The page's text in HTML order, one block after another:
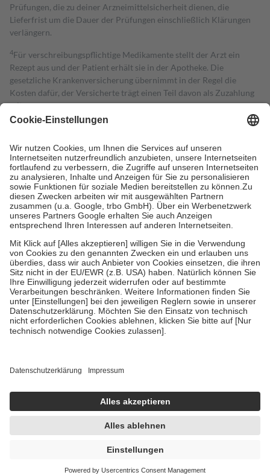
Prüfungen, die zu deiner Arzneimittelsicherheit dienen, die
Lieferfrist um die Dauer der Prüfungen einschließlich Klärungen
verlängern.
4Für verschreibungspflichtige Medikamente stellt der Arzt ein
Rezept aus und der Patient erhält sie in der Apotheke. Die
gesetzliche Krankenversicherung übernimmt in der Regel die
Kosten dafür, der Versicherte trägt einen Teil davon als Zuzahlung
mit.
Grundsätzlich leisten Mitglieder Zuzahlungen in Höhe von zehn
höchstens zehn Euro.
Es sind jedoch nie mehr als die tatsächlichen
Kosten der Leistung zu entrichten.
Diese Regeln gelten grundsätzlich auch für Online-Apotheken.
Bei Heilmitteln und häuslicher Krankenpflege beträgt die
Zuzahlung zehn Prozent der Kosten sowie zehn Euro je
Verordnung.
Um das Engagement der Versicherten für ihre eigene Gesundheit zu
stärken und die besondere Stellung der Familie zu unterstützen,
fallenkeine Zuzahlungenan bei:
• Kindern und Jugendlichen bis zum vollendeten 18. Lebensjahr
mit Ausnahme der Fahrkosten
• Untersuchungen zur Vorsorge und Früherkennung, die von der
GKV getragen werden
• empfohlenen Schutzimpfungen
• Harn- und Blutteststreifen
getroffen, um sicherzustellen, dass es sich um echte Bewertungen
https://help.etrusted.com/hc/de/articles/4419944605341
Einige Bilder und Inhalte wurden unter Zuhilfenahme künstlicher